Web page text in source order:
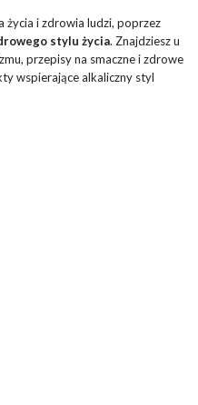
życia i zdrowia ludzi, poprzez
stylu życia. Znajdziesz u
przepisy na smaczne i zdrowe
wspierające alkaliczny styl